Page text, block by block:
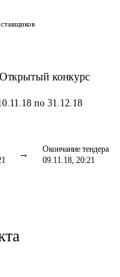
Открытый конкурс
по 31.12.18
Окончание тендера
09.11.18, 20:21